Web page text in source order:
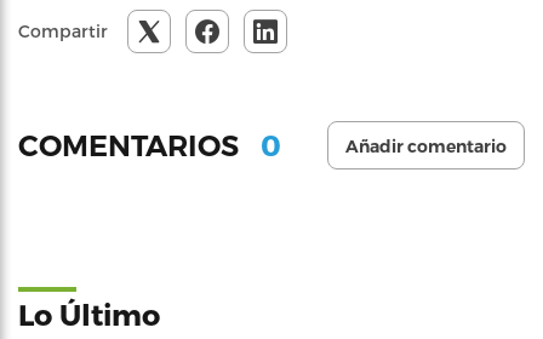
Compartir
COMENTARIOS 0 Añadir comentario
Lo Último